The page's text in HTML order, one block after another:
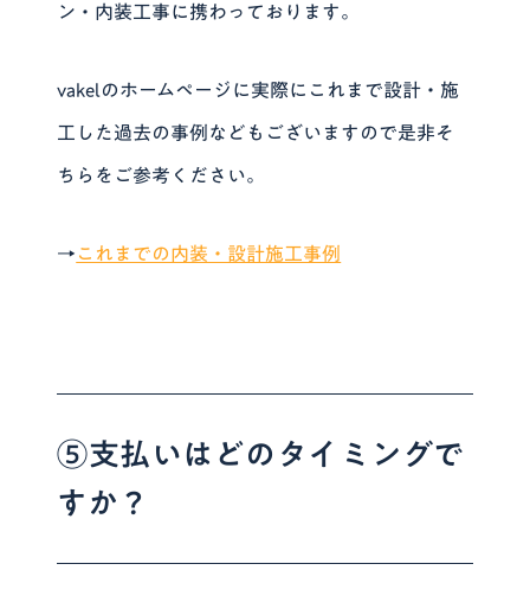
ン・内装工事に携わっております。
vakelのホームページに実際にこれまで設計・施
工した過去の事例などもございますので是非そ
ちらをご参考ください。
→ これまでの内装・設計施工事例
⑤支払いはどのタイミングで
すか？